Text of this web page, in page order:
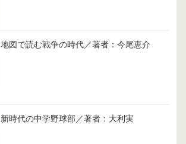
地図で読む戦争の時代／著者：今尾恵介
新時代の中学野球部／著者：大利実